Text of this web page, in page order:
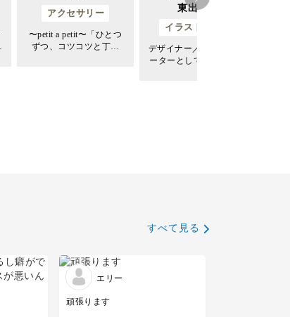
アクセサリー
〜petit a petit〜「ひとつ
ずつ、コツコツと丁寧
東出桂奈
イラスト・絵画
デザイナー／ イラストレ
ーターとして、文房具、
すべて見る
エリー
頑張ります